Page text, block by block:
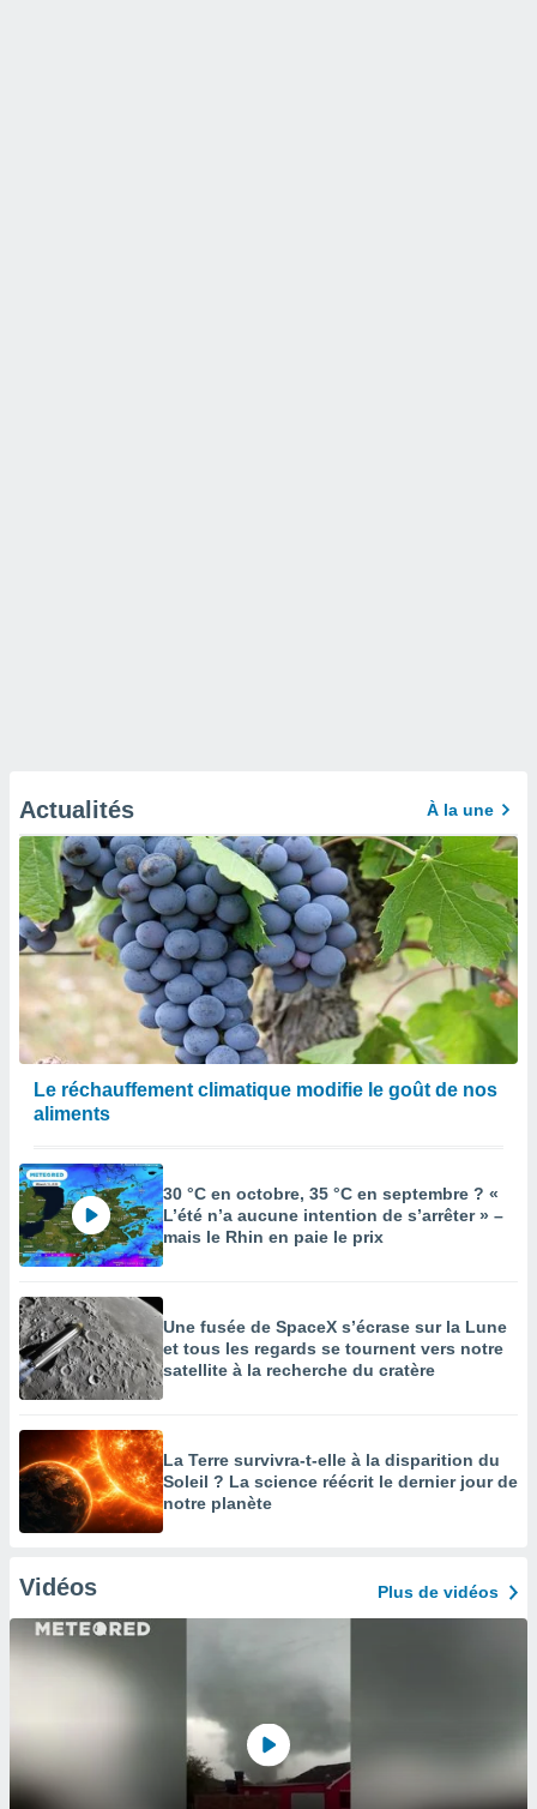
Actualités À la une
Le réchauffement climatique modifie le goût de nos
aliments
30 °C en octobre, 35 °C en septembre ? «
L’été n’a aucune intention de s’arrêter » –
mais le Rhin en paie le prix
Une fusée de SpaceX s’écrase sur la Lune
et tous les regards se tournent vers notre
satellite à la recherche du cratère
La Terre survivra-t-elle à la disparition du
Soleil ? La science réécrit le dernier jour de
notre planète
Vidéos Plus de vidéos